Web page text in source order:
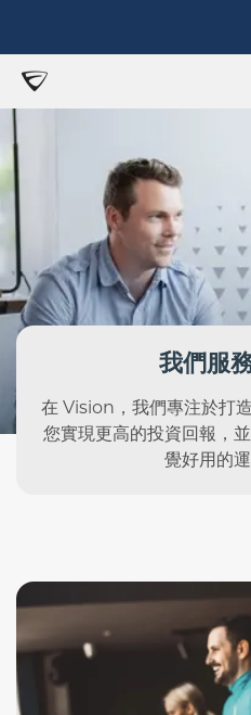
我們服
在 Vision，我們專注於打
您實現更高的投資回報，
覺好用的運